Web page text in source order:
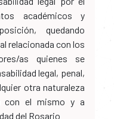
quedando
relacionada con los
as quienes se
legal, penal,
otra naturaleza
con el mismo y a
del Rosario